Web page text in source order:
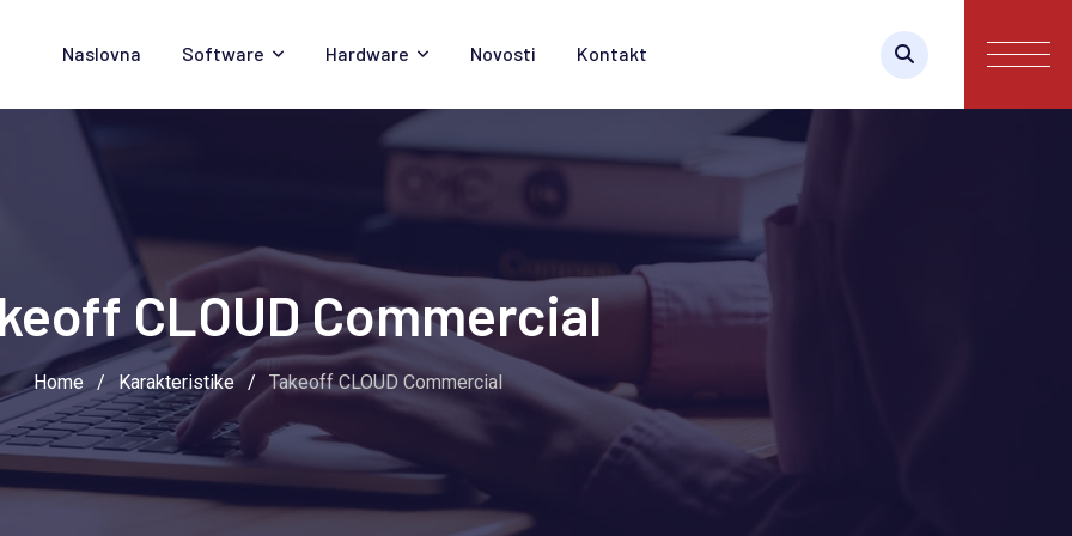
Naslovna Software Hardware Novosti Kontakt
CLOUD Commercial
Home / Karakteristike / Takeoff CLOUD Commercial